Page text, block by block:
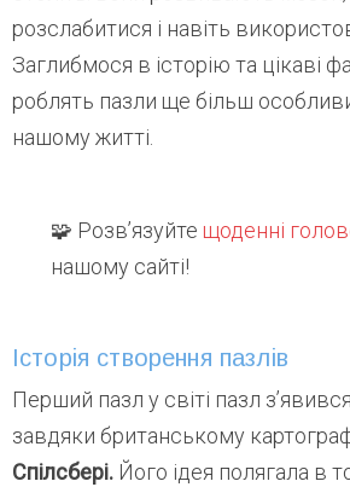
розслабитися і навіть
Заглибмося в історію та цікаві
роблять пазли ще більш
нашому житті.
🧩 Розв’язуйте щоденні
нашому сайті!
Історія створення пазлів
Перший пазл у світі пазл
завдяки британському
Спілсбері. Його ідея полягала в